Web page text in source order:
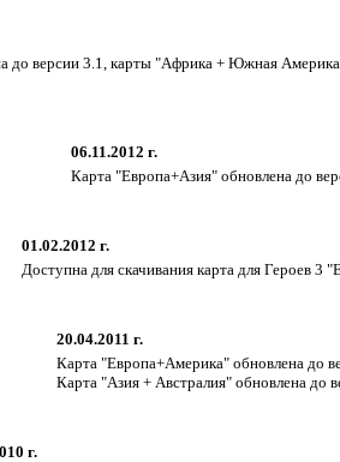
до версии 3.1, карты "Африка + Южная
06.11.2012 г.
Карта "Европа+Азия" обновлена до
01.02.2012 г.
Доступна для скачивания карта для Героев 3
20.04.2011 г.
Карта "Европа+Америка" обновлена до
Карта "Азия + Австралия" обновлена до
г.